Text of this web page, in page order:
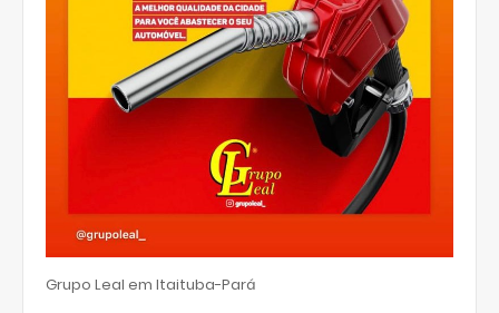
Grupo Leal em Itaituba-Pará